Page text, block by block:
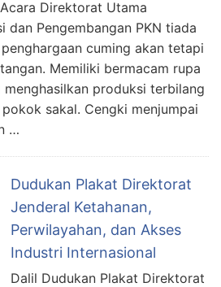
Direktorat Utama
dan Pengembangan PKN tiada
cuming akan tetapi
Memiliki bermacam rupa
produksi terbilang
sakal. Cengki menjumpai
…
Dudukan Plakat Direktorat
Jenderal Ketahanan,
Perwilayahan, dan Akses
Industri Internasional
Dalil Dudukan Plakat Direktorat